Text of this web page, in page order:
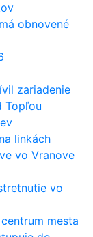
obnovené
zariadenie
Topľou
linkách
vo Vranove
vo
mesta